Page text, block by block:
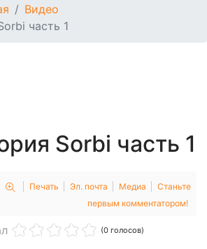
Видео
часть 1
Sorbi часть 1
Печать Эл. почта Медиа
Станьте
первым комментатором!
(0 голосов)